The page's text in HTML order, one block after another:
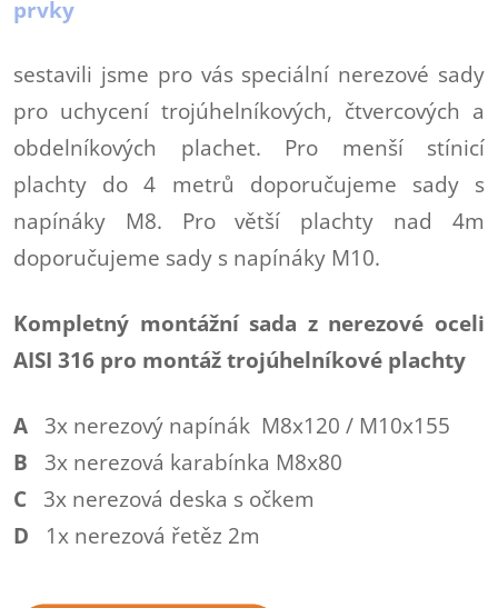
prvky
sestavili jsme pro vás speciální nerezové sady
pro uchycení trojúhelníkových, čtvercových a
obdelníkových plachet. Pro menší stínicí
plachty do 4 metrů doporučujeme sady s
napínáky M8. Pro větší plachty nad 4m
doporučujeme sady s napínáky M10.
Kompletný montážní sada z nerezové oceli
AISI 316 pro montáž trojúhelníkové plachty
A 3x nerezový napínák M8x120 / M10x155
B 3x nerezová karabínka M8x80
C 3x nerezová deska s očkem
D 1x nerezová řetěz 2m